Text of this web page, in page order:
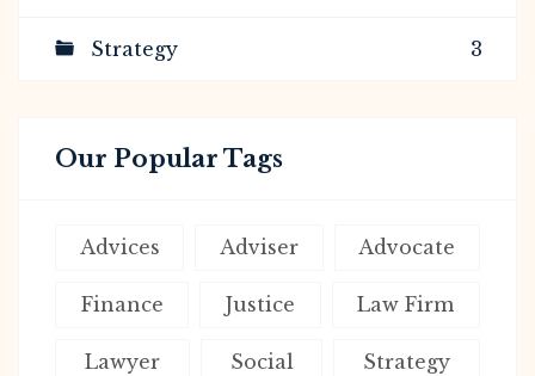
Strategy 3
Our Popular Tags
Advices Adviser Advocate
Finance Justice Law Firm
Lawyer Social Strategy